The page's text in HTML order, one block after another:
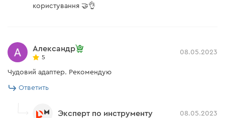
користування 🤝👌
Александр
5
08.05.2023
Чудовий адаптер. Рекомендую
Ответить
Эксперт по инструменту 08.05.2023